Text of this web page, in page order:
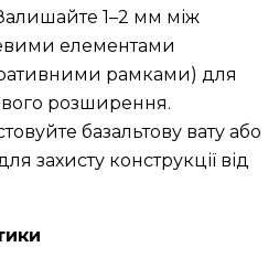
1–2 мм між
елементами
рамками) для
розширення.
базальтову вату або
захисту конструкції від